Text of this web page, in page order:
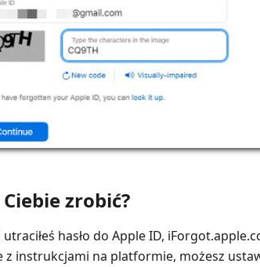
zrobić?
utraciłeś hasło do Apple ID,
z instrukcjami na platformie, możesz